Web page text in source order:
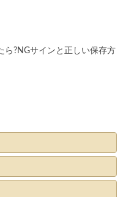
ら?NGサインと正しい保存方